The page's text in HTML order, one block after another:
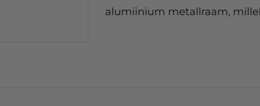
alumiinium metallraam,